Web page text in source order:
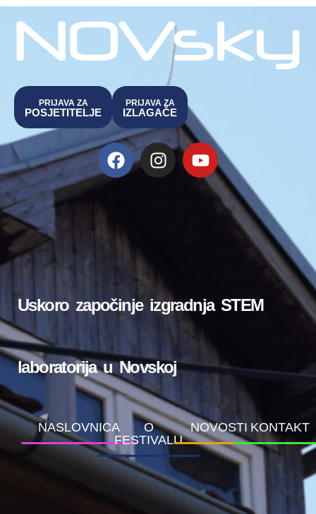
PRIJAVA ZA
POSJETITELJE
PRIJAVA ZA
IZLAGAČE
Uskoro započinje izgradnja STEM
laboratorija u Novskoj
NASLOVNICA
O
FESTIVALU
NOVOSTI KONTAKT